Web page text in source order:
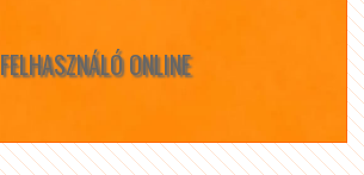
FELHASZNÁLÓ ONLINE